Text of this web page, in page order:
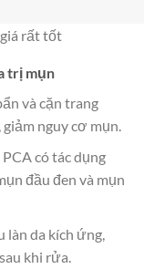
rất tốt
trị mụn
và cặn trang
nguy cơ mụn.
có tác dụng
đầu đen và mụn
làn da kích ứng,
khi rửa.